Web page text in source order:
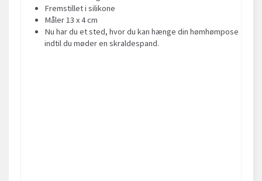
Fremstillet i silikone
Måler 13 x 4 cm
Nu har du et sted, hvor du kan hænge din hømhømpose
indtil du møder en skraldespand.